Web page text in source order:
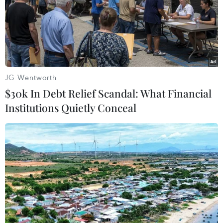
Bộ
07/08/2026 08:58
Từ Quảng Ninh đến Quảng Trị chủ
động ứng phó với áp thấp nhiệt đới
07/08/2026 08:21
Hạn hán nghiêm trọng đe dọa "huyết
mạch" kinh tế châu Âu
07/08/2026 07:58
17 giờ ngày 7/8, mở cửa tràn xả mặt
điều tiết hồ chứa thủy điện Lai Châu
JG Wentworth
$30k In Debt Relief Scandal: What Financial
Institutions Quietly Conceal